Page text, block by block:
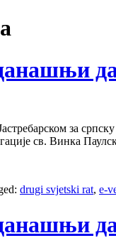
за
св. Винка
drugi svjetski rat, e-